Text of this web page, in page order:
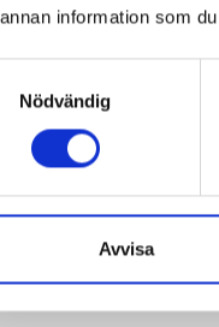
information som
Nödvändig
Avvisa